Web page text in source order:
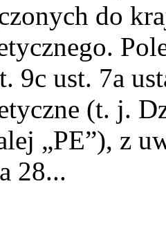
do
9c ust. 7a
(t. j.
„PE”), z
28...